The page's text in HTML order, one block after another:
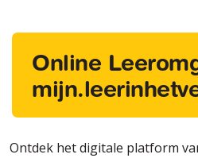
Online
Ontdek het digitale platform